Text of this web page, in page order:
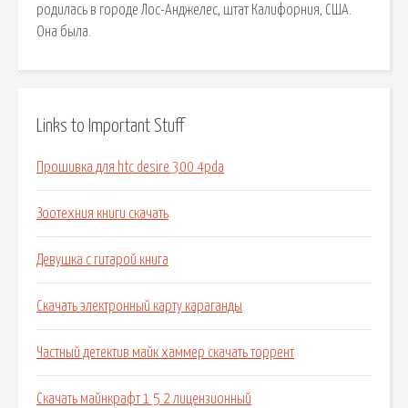
родилась в городе Лос-Анджелес, штат Калифорния, США.
Она была.
Links to Important Stuff
Прошивка для htc desire 300 4pda
Зоотехния книги скачать
Девушка с гитарой книга
Скачать электронный карту караганды
Частный детектив майк хаммер скачать торрент
Скачать майнкрафт 1 5 2 лицензионный